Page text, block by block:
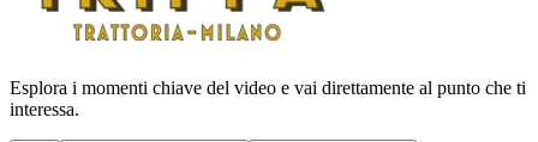
Esplora i momenti chiave del video e vai direttamente al punto che ti
interessa.